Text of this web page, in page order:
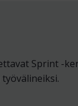
Sprint -